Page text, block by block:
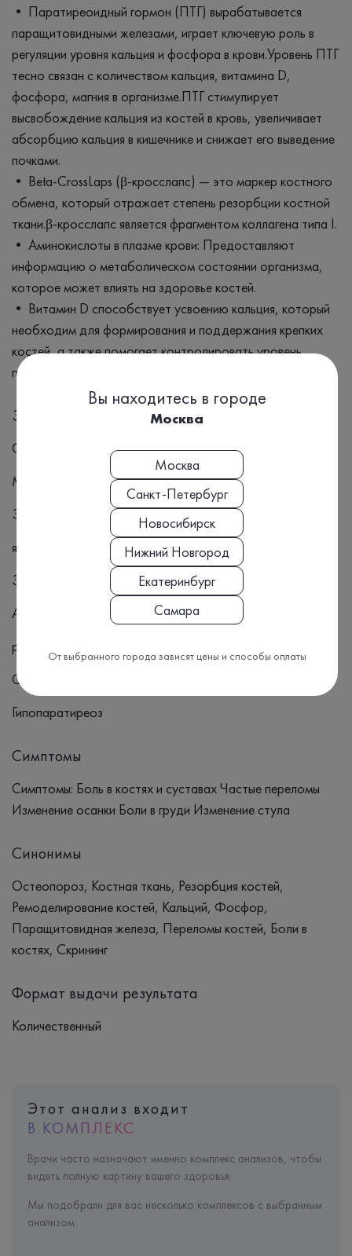
• Паратиреоидный гормон (ПТГ) вырабатывается
паращитовидными железами, играет ключевую роль в
регуляции уровня кальция и фосфора в крови.Уровень ПТГ
тесно связан с количеством кальция, витамина D,
фосфора, магния в организме.ПТГ стимулирует
высвобождение кальция из костей в кровь, увеличивает
абсорбцию кальция в кишечнике и снижает его выведение
почками.
• Beta-CrossLaps (β-кросслапс) — это маркер костного
обмена, который отражает степень резорбции костной
ткани.β-кросслапс является фрагментом коллагена типа I.
• Аминокислоты в плазме крови: Предоставляют
информацию о метаболическом состоянии организма,
которое может влиять на здоровье костей.
• Витамин D способствует усвоению кальция, который
необходим для формирования и поддержания крепких
костей, а также помогает контролировать уровень
паратиреоидного гормона.
Заболевания
Остеопороз
Менопауза
Заболевания ЖКТ (резекция желудка
язвенная болезнь и тд)
Заболевания щитовидной железы (гипертиреоз
АИТ
резекция)
Сахарный диабет
Гипопаратиреоз
Симптомы
Симптомы: Боль в костях и суставах Частые переломы
Изменение осанки Боли в груди Изменение стула
Синонимы
Остеопороз, Костная ткань, Резорбция костей,
Ремоделирование костей, Кальций, Фосфор,
Паращитовидная железа, Переломы костей, Боли в
костях, Скрининг
Формат выдачи результата
Количественный
Этот анализ входит
В КОМПЛЕКС
Врачи часто назначают именно комплекс анализов, чтобы
видеть полную картину вашего здоровья.
Мы подобрали для вас несколько комплексов с выбранным
анализом:
Вы находитесь в городе
Москва
Москва
Санкт-Петербург
Новосибирск
Нижний Новгород
Екатеринбург
Самара
От выбранного города зависят цены и способы оплаты